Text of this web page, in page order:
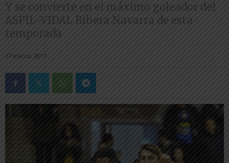
Y se convierte en el máximo goleador del
ASPIL-VIDAL Ribera Navarra de esta
temporada
27 marzo, 2017